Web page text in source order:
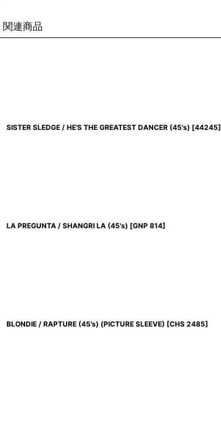
関連商品
SISTER SLEDGE / HE'S THE GREATEST DANCER (45's) [44245]
LA PREGUNTA / SHANGRI LA (45's) [GNP 814]
BLONDIE / RAPTURE (45's) (PICTURE SLEEVE) [CHS 2485]